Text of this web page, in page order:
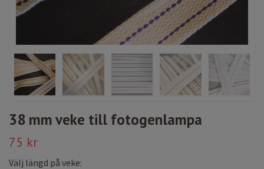
38 mm veke till fotogenlampa
75 kr
Välj längd på veke: